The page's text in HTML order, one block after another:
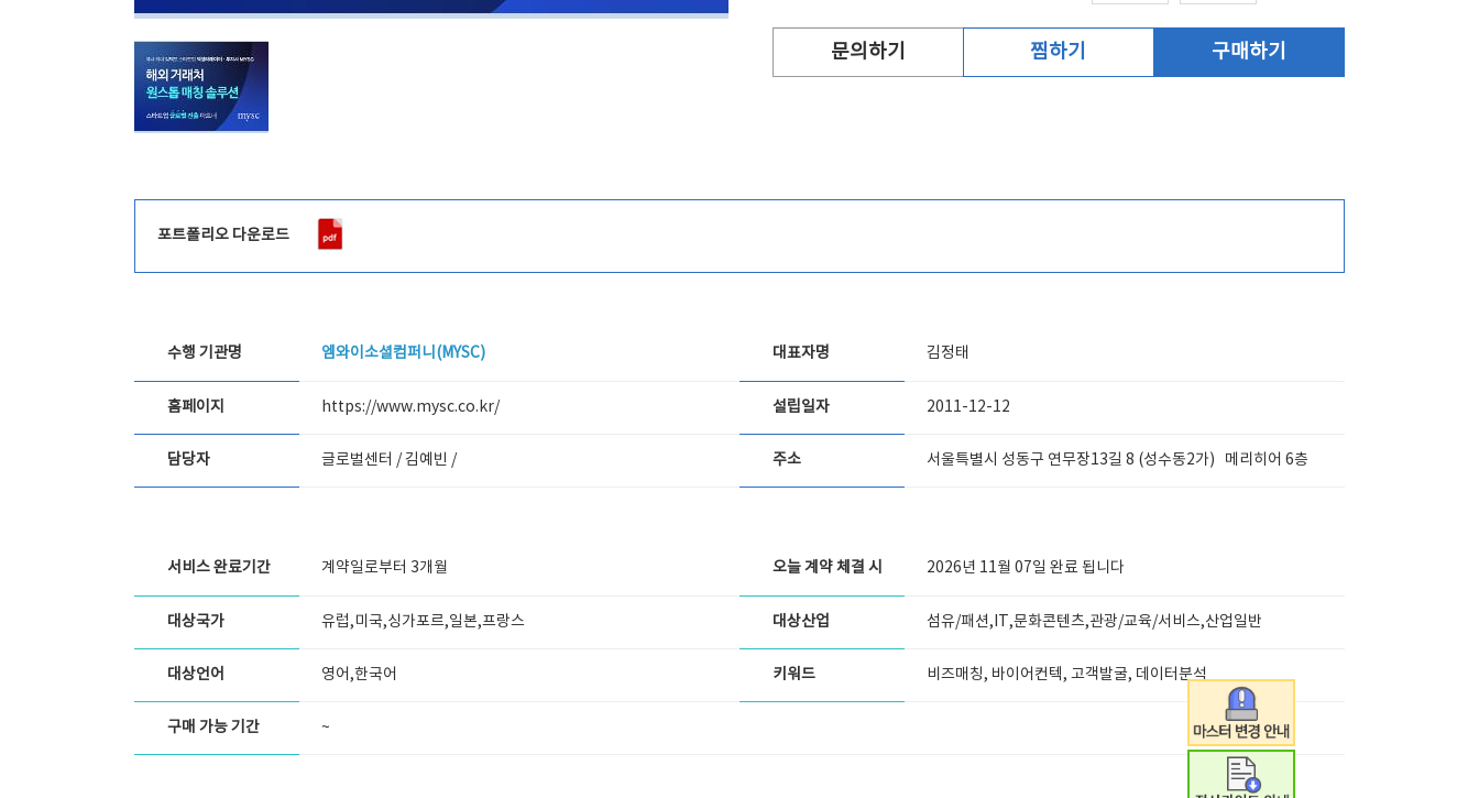
문의하기 찜하기 구매하기
포트폴리오 다운로드
수행 기관명 엠와이소셜컴퍼니(MYSC) 대표자명 김정태
홈페이지 https://www.mysc.co.kr/ 설립일자 2011-12-12
담당자 글로벌센터 / 김예빈 / 주소 서울특별시 성동구 연무장13길 8 (성수동2가) 메리히어 6층
서비스 완료기간 계약일로부터 3개월 오늘 계약 체결 시 2026년 11월 07일 완료 됩니다
대상국가 유럽,미국,싱가포르,일본,프랑스 대상산업 섬유/패션,IT,문화콘텐츠,관광/교육/서비스,산업일반
대상언어 영어,한국어 키워드 비즈매칭, 바이어컨텍, 고객발굴, 데이터분석
구매 가능 기간 ~